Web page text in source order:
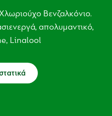
Βενζαλκόνιο.
απολυμαντικό,
Linalool